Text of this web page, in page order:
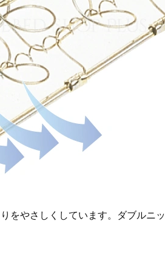
をやさしくしています。ダブルニッ